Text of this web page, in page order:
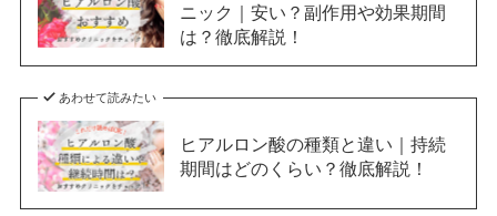
ニック｜安い？副作用や効果期間
は？徹底解説！
あわせて読みたい
ヒアルロン酸の種類と違い｜持続
期間はどのくらい？徹底解説！